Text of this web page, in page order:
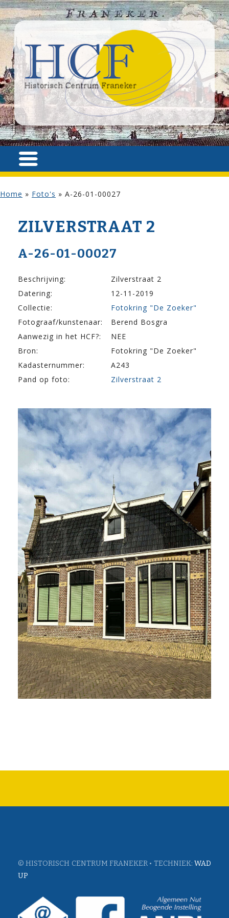
Home » Foto's » A-26-01-00027
ZILVER­STRAAT 2
A-26-01-00027
Beschrijving:
Zilverstraat 2
Datering:
12-11-2019
Collectie:
Fotokring "De Zoeker"
Fotograaf/kunstenaar:
Berend Bosgra
Aanwezig in het HCF?:
NEE
Bron:
Fotokring "De Zoeker"
Kadasternummer:
A243
Pand op foto:
Zilverstraat 2
© HISTORISCH CENTRUM FRANEKER • TECHNIEK: WAD
UP